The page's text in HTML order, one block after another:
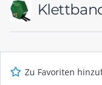
Zu Favoriten